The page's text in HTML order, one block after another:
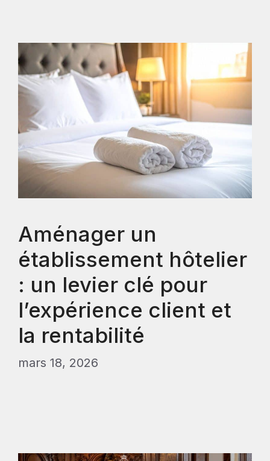
Aménager un
établissement hôtelier
: un levier clé pour
l’expérience client et
la rentabilité
mars 18, 2026